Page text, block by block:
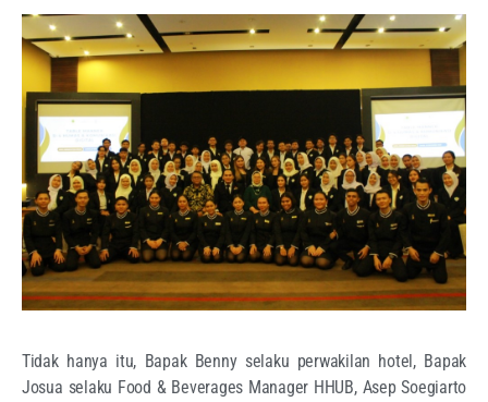
Tidak hanya itu, Bapak Benny selaku perwakilan hotel, Bapak
Josua selaku Food & Beverages Manager HHUB, Asep Soegiarto